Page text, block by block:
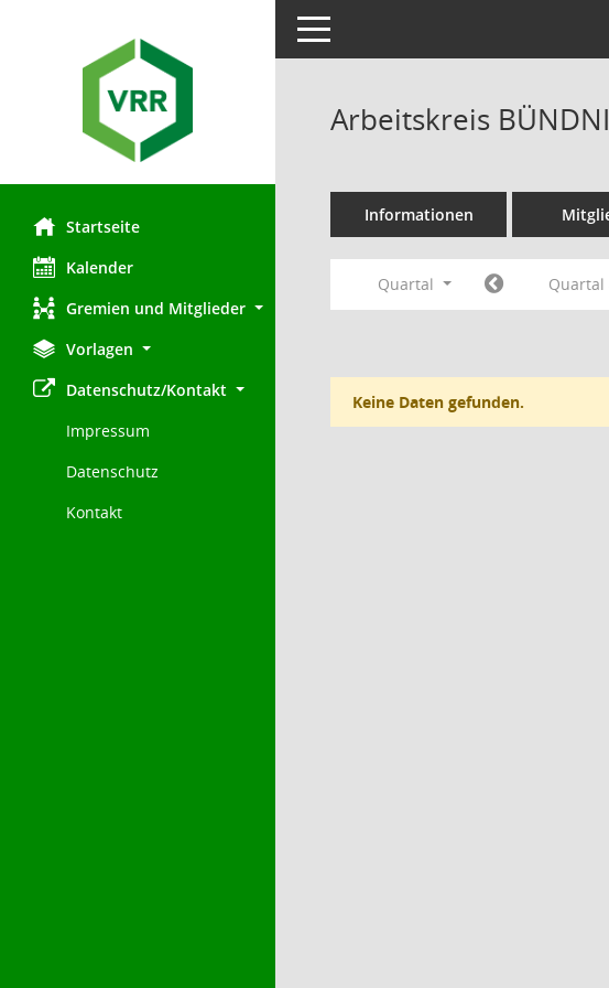
Startseite
Kalender
Gremien und Mitglieder
Vorlagen
Datenschutz/Kontakt
Impressum
Datenschutz
Kontakt
Toggle navigation
Arbeitskreis
Informationen
Quartal Quartal
Keine Daten gefunden.